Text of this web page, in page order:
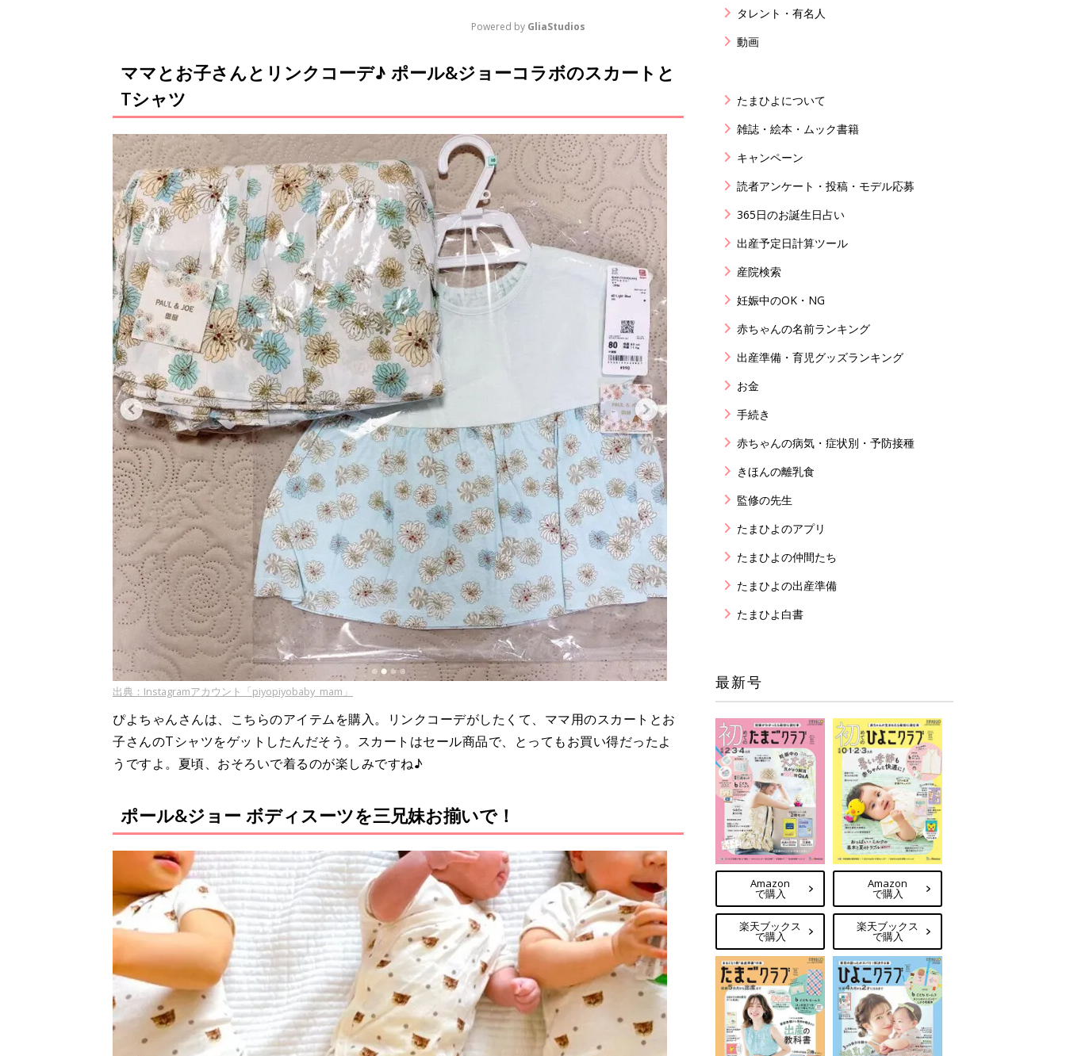
M
t
e
Powered by GliaStudios
ママとお子さんとリンクコーデ♪ ポール&ジョーコラボのスカートと
Tシャツ
出典：Instagramアカウント「piyopiyobaby_mam」
ぴよちゃんさんは、こちらのアイテムを購入。リンクコーデがしたくて、ママ用のスカートとお
子さんのTシャツをゲットしたんだそう。スカートはセール商品で、とってもお買い得だったよ
うですよ。夏頃、おそろいで着るのが楽しみですね♪
ポール&ジョー ボディスーツを三兄妹お揃いで！
タレント・有名人
動画
たまひよについて
雑誌・絵本・ムック書籍
キャンペーン
読者アンケート・投稿・モデル応募
365日のお誕生日占い
出産予定日計算ツール
産院検索
妊娠中のOK・NG
赤ちゃんの名前ランキング
出産準備・育児グッズランキング
お金
手続き
赤ちゃんの病気・症状別・予防接種
きほんの離乳食
監修の先生
たまひよのアプリ
たまひよの仲間たち
たまひよの出産準備
たまひよ白書
最新号
Amazon
で購入
楽天ブックス
で購入
Amazon
で購入
楽天ブックス
で購入